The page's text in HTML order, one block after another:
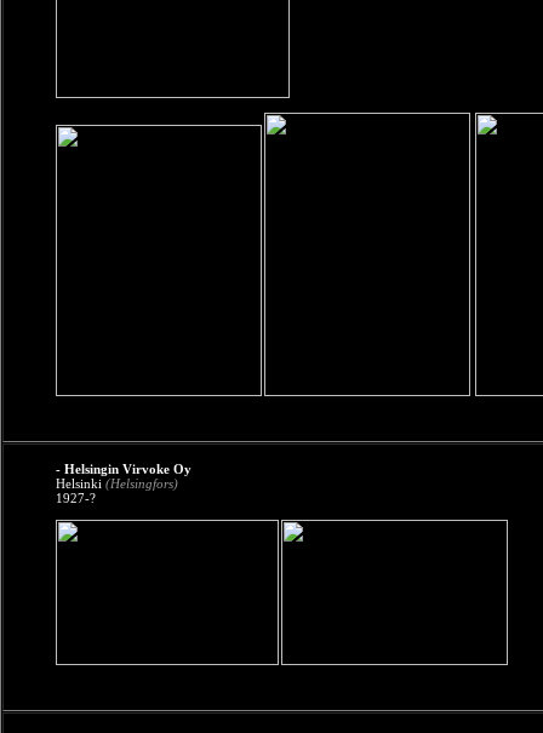
- Helsingin Virvoke Oy
Helsinki (Helsingfors)
1927-?